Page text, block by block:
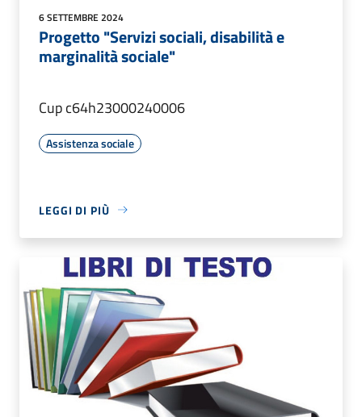
6 SETTEMBRE 2024
Progetto "Servizi sociali, disabilità e
marginalità sociale"
Cup c64h23000240006
Assistenza sociale
LEGGI DI PIÙ